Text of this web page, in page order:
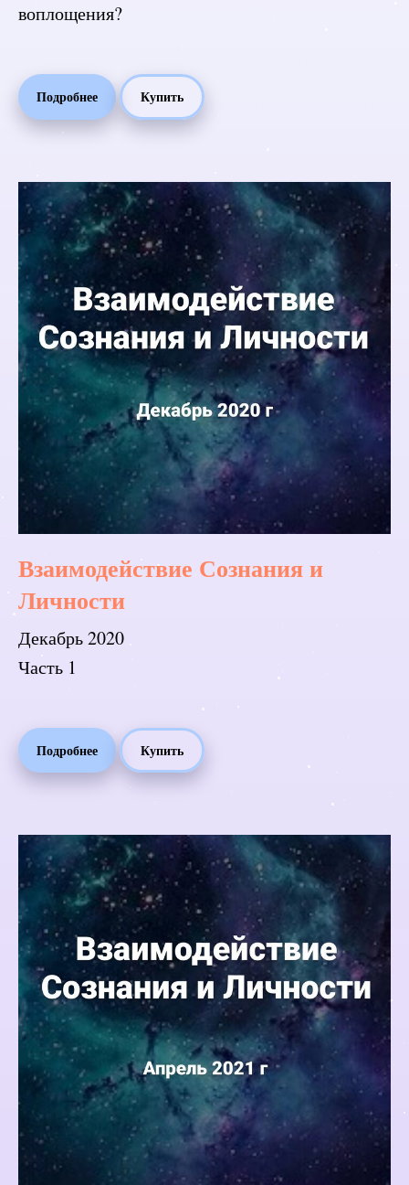
воплощения?
Подробнее Купить
Взаимодействие Сознания и
Личности
Декабрь 2020
Часть 1
Подробнее Купить